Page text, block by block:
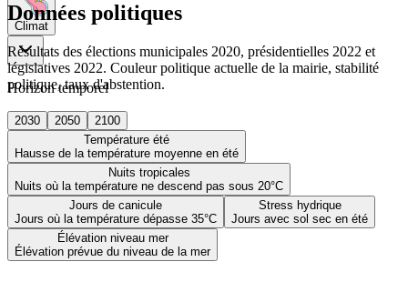
Climat
Horizon temporel
2030 2050
2100
Température été
Hausse de la température moyenne en été
Nuits tropicales
Nuits où la température ne descend pas sous 20°C
Jours de canicule
Jours où la température dépasse 35°C
Stress hydrique
Jours avec sol sec en été
Élévation niveau mer
Élévation prévue du niveau de la mer
Données politiques
Résultats des élections municipales 2020, présidentielles 2022 et
législatives 2022. Couleur politique actuelle de la mairie, stabilité
politique, taux d'abstention.